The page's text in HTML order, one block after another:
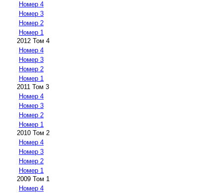
Номер 4
Номер 3
Номер 2
Номер 1
2012 Том 4
Номер 4
Номер 3
Номер 2
Номер 1
2011 Том 3
Номер 4
Номер 3
Номер 2
Номер 1
2010 Том 2
Номер 4
Номер 3
Номер 2
Номер 1
2009 Том 1
Номер 4